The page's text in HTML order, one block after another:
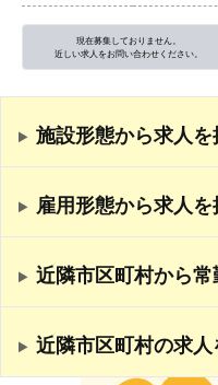
現在募集しておりません。
近しい求人をお問い合わせください。
施設形態から求人を
雇用形態から求人を
近隣市区町村から
近隣市区町村の求